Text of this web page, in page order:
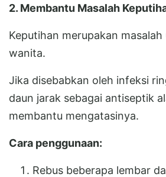
2. Membantu Masalah
Keputihan merupakan masalah
wanita.
Jika disebabkan oleh infeksi
daun jarak sebagai antiseptik
membantu mengatasinya.
Cara penggunaan:
Rebus beberapa lembar